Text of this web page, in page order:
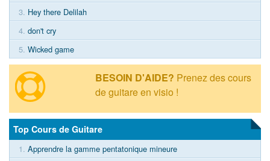
3. Hey there Delilah
4. don't cry
5. Wicked game
BESOIN D'AIDE? Prenez des cours
de guitare en visio !
Top Cours de Guitare
1. Apprendre la gamme pentatonique mineure